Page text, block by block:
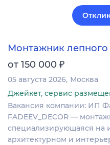
Монтажник лепного
от 150 000 ₽
05 августа 2026 Москва
Джейкет, сервис
Вакансия компании: ИП
FADEEV_DECOR —
специализирующаяся на
архитектурном и